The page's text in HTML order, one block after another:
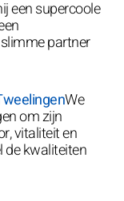
een supercoole
partner
We
om zijn
vitaliteit en
de kwaliteiten